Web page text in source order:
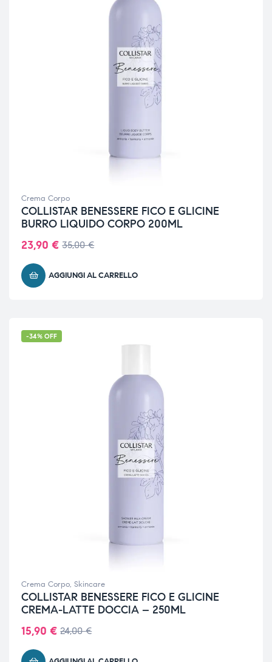
Crema Corpo
COLLISTAR BENESSERE FICO E GLICINE
BURRO LIQUIDO CORPO 200ML
35,00€
23,90 €
AGGIUNGI AL CARRELLO
-34% OFF
Crema Corpo, Skincare
COLLISTAR BENESSERE FICO E GLICINE
CREMA-LATTE DOCCIA – 250ML
24,00€
15,90 €